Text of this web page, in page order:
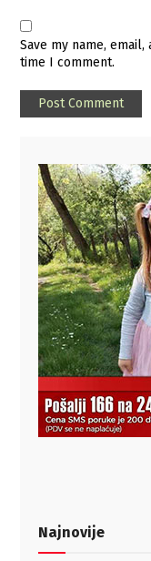
Save my name,
time I comment.
Najnovije